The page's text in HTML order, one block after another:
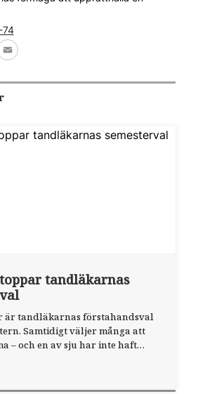
74
Email
tandläkarnas
är tandläkarnas förstahandsval
Samtidigt väljer många att
– och en av sju har inte haft